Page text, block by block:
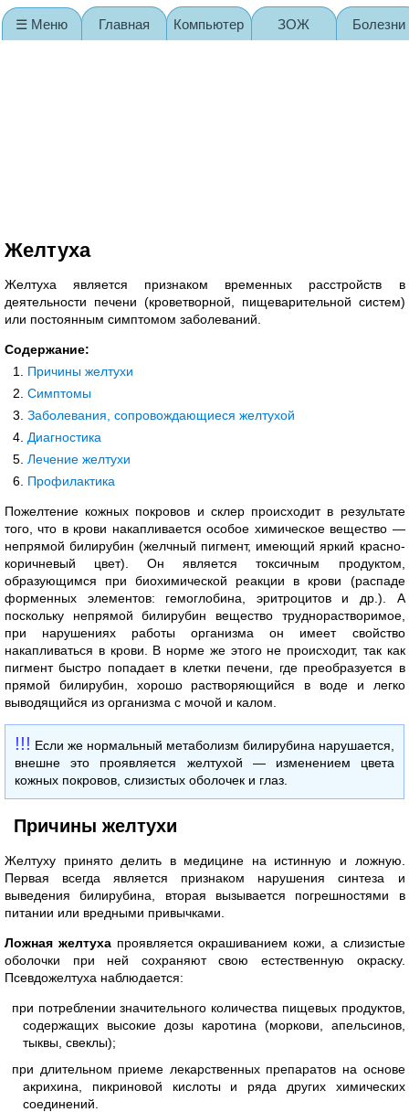
Желтуха
Желтуха является признаком временных расстройств в
деятельности печени (кроветворной, пищеварительной систем)
или постоянным симптомом заболеваний.
Содержание:
Причины желтухи
Симптомы
Заболевания, сопровождающиеся желтухой
Диагностика
Лечение желтухи
Профилактика
Пожелтение кожных покровов и склер происходит в результате
того, что в крови накапливается особое химическое вещество —
непрямой билирубин (желчный пигмент, имеющий яркий красно-
коричневый цвет). Он является токсичным продуктом,
образующимся при биохимической реакции в крови (распаде
форменных элементов: гемоглобина, эритроцитов и др.). А
поскольку непрямой билирубин вещество труднорастворимое,
при нарушениях работы организма он имеет свойство
накапливаться в крови. В норме же этого не происходит, так как
пигмент быстро попадает в клетки печени, где преобразуется в
прямой билирубин, хорошо растворяющийся в воде и легко
выводящийся из организма с мочой и калом.
Если же нормальный метаболизм билирубина нарушается,
внешне это проявляется желтухой — изменением цвета
кожных покровов, слизистых оболочек и глаз.
Причины желтухи
Желтуху принято делить в медицине на истинную и ложную.
Первая всегда является признаком нарушения синтеза и
выведения билирубина, вторая вызывается погрешностями в
питании или вредными привычками.
Ложная желтухапроявляется окрашиванием кожи, а слизистые
оболочки при ней сохраняют свою естественную окраску.
Псевдожелтуха наблюдается:
при потреблении значительного количества пищевых продуктов,
содержащих высокие дозы каротина (моркови, апельсинов,
тыквы, свеклы);
при длительном приеме лекарственных препаратов на основе
акрихина, пикриновой кислоты и ряда других химических
соединений.
☰ Меню Главная Компьютер ЗОЖ Болезни